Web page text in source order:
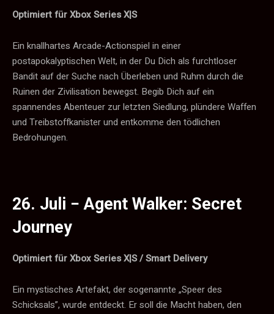
Optimiert für Xbox Series X|S
Ein knallhartes Arcade-Actionspiel in einer
postapokalyptischen Welt, in der Du Dich als furchtloser
Bandit auf der Suche nach Überleben und Ruhm durch die
Ruinen der Zivilisation bewegst. Begib Dich auf ein
spannendes Abenteuer zur letzten Siedlung, plündere Waffen
und Treibstoffkanister und entkomme den tödlichen
Bedrohungen.
26. Juli −Agent Walker: Secret
Journey
Optimiert für Xbox Series X|S / Smart Delivery
Ein mystisches Artefakt, der sogenannte „Speer des
Schicksals”, wurde entdeckt. Er soll die Macht haben, den